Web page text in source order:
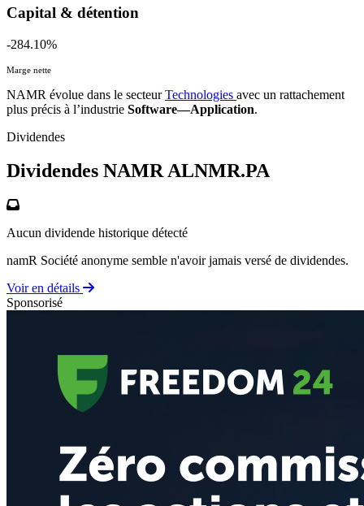
Capital & détention
-284.10%
Marge nette
NAMR évolue dans le secteurTechnologies avec un rattachement
plus précis à l’industrie Software—Application.
Dividendes
Dividendes NAMRALNMR.PA
Aucun dividende historique détecté
namR Société anonyme semble n'avoir jamais versé de dividendes.
Voir en détails
Sponsorisé